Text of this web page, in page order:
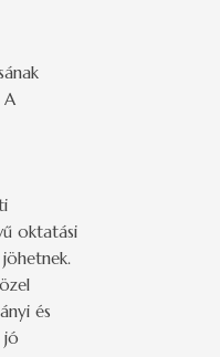
A
oktatási
és
jó